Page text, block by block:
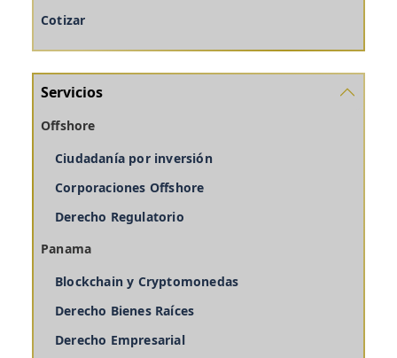
Cotizar
Servicios
Offshore
Ciudadanía por inversión
Corporaciones Offshore
Derecho Regulatorio
Panama
Blockchain y Cryptomonedas
Derecho Bienes Raíces
Derecho Empresarial